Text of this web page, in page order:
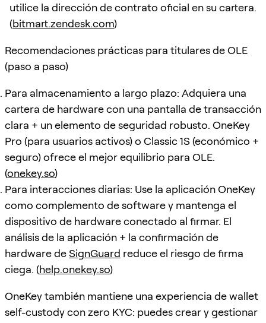
utilice la dirección de contrato oficial en su cartera.
(bitmart.zendesk.com)
Recomendaciones prácticas para titulares de OLE
(paso a paso)
Para almacenamiento a largo plazo: Adquiera una
cartera de hardware con una pantalla de transacción
clara + un elemento de seguridad robusto. OneKey
Pro (para usuarios activos) o Classic 1S (económico +
seguro) ofrece el mejor equilibrio para OLE.
(onekey.so)
Para interacciones diarias: Use la aplicación OneKey
como complemento de software y mantenga el
dispositivo de hardware conectado al firmar. El
análisis de la aplicación + la confirmación de
hardware deSignGuard reduce el riesgo de firma
ciega. (help.onekey.so)
OneKey también mantiene una experiencia de wallet
self-custody con zero KYC: puedes crear y gestionar